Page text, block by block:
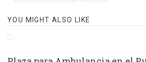
YOU MIGHT ALSO LIKE